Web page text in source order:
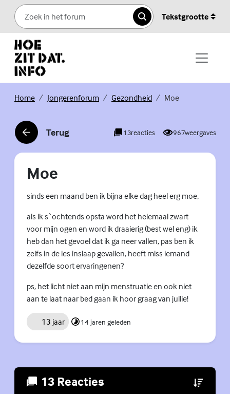
Skip to content
Zoeken
Tekstgrootte
Home(Externe link)
Jongerenforum(Externe link)
Gezondheid(Externe link)
Moe
Terug
(Externe link) 13reacties 967weergaves
Moe
sinds een maand ben ik bijna elke dag heel erg moe,
als ik s`ochtends opsta word het helemaal zwart
voor mijn ogen en word ik draaierig (best wel eng) ik
heb dan het gevoel dat ik ga neer vallen, pas ben ik
zelfs in de les inslaap gevallen, heeft miss iemand
dezelfde soort ervaringenen?
ps, het licht niet aan mijn menstruatie en ook niet
aan te laat naar bed gaan ik hoor graag van jullie!
13 jaar 14 jaren geleden
13 Reacties (Externe